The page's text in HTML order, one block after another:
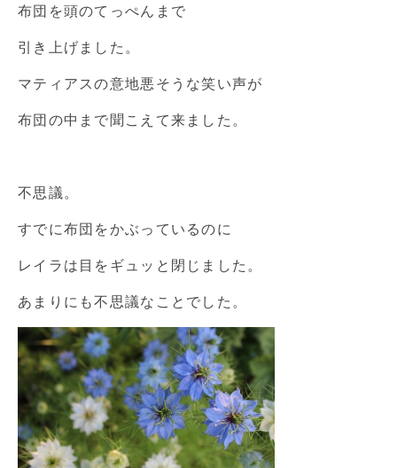
布団を頭のてっぺんまで
引き上げました。
マティアスの意地悪そうな笑い声が
布団の中まで聞こえて来ました。
不思議。
すでに布団をかぶっているのに
レイラは目をギュッと閉じました。
あまりにも不思議なことでした。